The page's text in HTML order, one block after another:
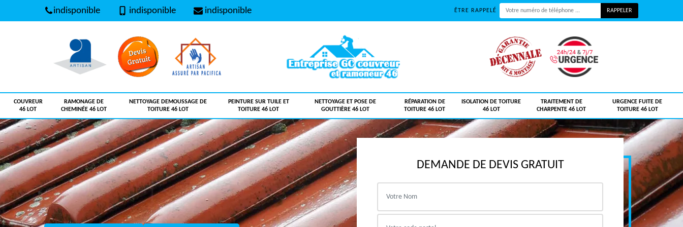
indisponible indisponible indisponible ÊTRE RAPPELÉ
COUVREUR
46 LOT
RAMONAGE DE
CHEMINÉE 46 LOT
NETTOYAGE DEMOUSSAGE DE
TOITURE 46 LOT
PEINTURE SUR TUILE ET
TOITURE 46 LOT
NETTOYAGE ET POSE DE
GOUTTIÈRE 46 LOT
RÉPARATION DE
TOITURE 46 LOT
ISOLATION DE TOITURE
46 LOT
TRAITEMENT DE
CHARPENTE 46 LOT
URGENCE FUITE DE
TOITURE 46 LOT
DEMANDE DE DEVIS GRATUIT